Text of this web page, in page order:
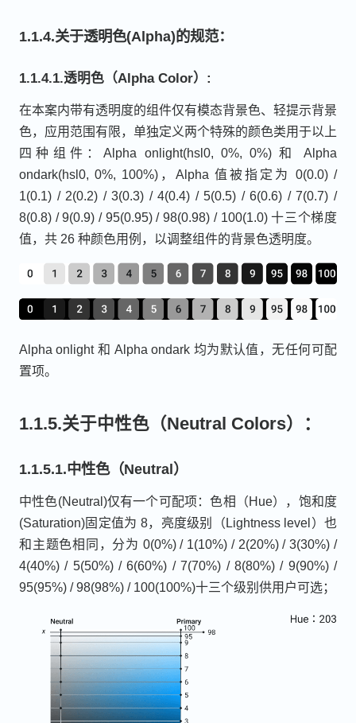
1.1.4.关于透明色(Alpha)的规范：
1.1.4.1.透明色（Alpha Color）:
在本案内带有透明度的组件仅有模态背景色、轻提示背景
色，应用范围有限，单独定义两个特殊的颜色类用于以上
四种组件：Alpha onlight(hsl0, 0%, 0%) 和 Alpha
ondark(hsl0, 0%, 100%)，Alpha 值被指定为 0(0.0) /
1(0.1) / 2(0.2) / 3(0.3) / 4(0.4) / 5(0.5) / 6(0.6) / 7(0.7) /
8(0.8) / 9(0.9) / 95(0.95) / 98(0.98) / 100(1.0) 十三个梯度
值，共 26 种颜色用例，以调整组件的背景色透明度。
Alpha onlight 和 Alpha ondark 均为默认值，无任何可配
置项。
1.1.5.关于中性色（Neutral Colors）：
1.1.5.1.中性色（Neutral）
中性色(Neutral)仅有一个可配项：色相（Hue），饱和度
(Saturation)固定值为 8，亮度级别（Lightness level）也
和主题色相同，分为 0(0%) / 1(10%) / 2(20%) / 3(30%) /
4(40%) / 5(50%) / 6(60%) / 7(70%) / 8(80%) / 9(90%) /
95(95%) / 98(98%) / 100(100%)十三个级别供用户可选；